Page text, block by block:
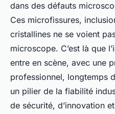
dans des défauts
Ces microfissures,
cristallines ne se voient
microscope. C’est là que
entre en scène, avec une
professionnel, longtemps
un pilier de la fiabilité
de sécurité, d’innovation